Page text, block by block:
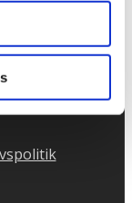
10 - 13